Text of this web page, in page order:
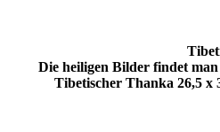
Die heiligen Bilder findet
Tibetischer Thanka 26,5 x